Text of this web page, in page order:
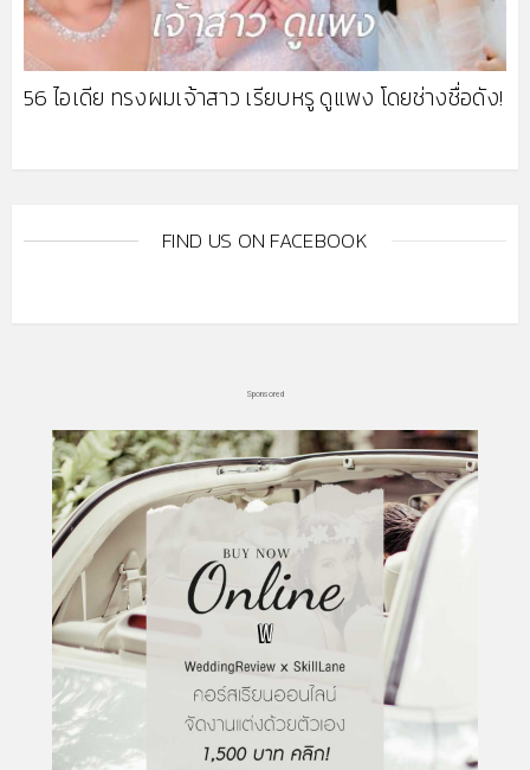
56 ไอเดีย ทรงผมเจ้าสาว เรียบหรู ดูแพง โดยช่างชื่อดัง!
FIND US ON FACEBOOK
Sponsored